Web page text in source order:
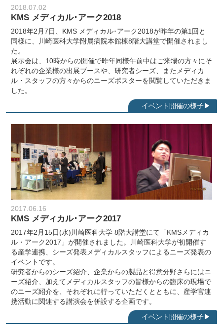
2018.07.02
KMS メディカル･アーク2018
2018年2月7日、KMS メディカル･アーク2018が昨年の第1回と
同様に、川崎医科大学附属病院本館棟8階大講堂で開催されまし
た。
展示会は、10時からの開催で昨年同様午前中はご来場の方々にそ
れぞれの企業様の出展ブースや、研究者シーズ、またメディカ
ル・スタッフの方々からのニーズポスターを閲覧していただきま
した。
2017.06.16
KMS メディカル･アーク2017
2017年2月15日(水)川崎医科大学 8階大講堂にて「KMSメディカ
ル・アーク2017」が開催されました。川崎医科大学が初開催す
る産学連携、シーズ発表メディカルスタッフによるニーズ発表の
イベントです。
研究者からのシーズ紹介、企業からの製品と得意分野さらにはニ
ーズ紹介、加えてメディカルスタッフの皆様からの臨床の現場で
のニーズ紹介を、それぞれに行っていただくとともに、産学官連
携活動に関連する講演会を併設する企画です。